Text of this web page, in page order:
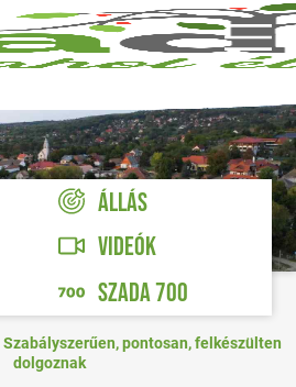
ÁLLÁS
VIDEÓK
SZADA 700
Szabályszerűen, pontosan, felkészülten
dolgoznak